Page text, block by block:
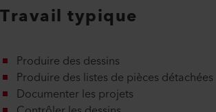
Travail typique
Produire des dessins
Produire des listes de pièces détachées
Documenter les projets